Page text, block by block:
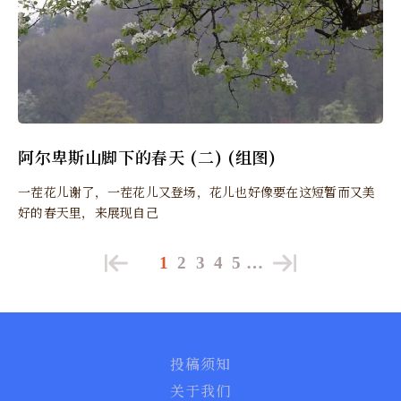
阿尔卑斯山脚下的春天 (二) (组图)
一茬花儿谢了，一茬花儿又登场，花儿也好像要在这短暂而又美
好的春天里，来展现自己
1 2 3 4 5 …
投稿须知
关于我们